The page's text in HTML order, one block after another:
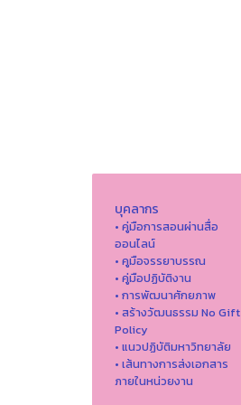
บุคลากร
• คู่มือการสอนผ่านสื่อ
ออนไลน์
• คูมือจรรยาบรรณ
• คู่มือปฏิบัติงาน
• การพัฒนาศักยภาพ
• สร้างวัฒนธรรม No Gift
Policy
• แนวปฏิบัติมหาวิทยาลัย
• เส้นทางการส่งเอกสาร
ภายในหน่วยงาน